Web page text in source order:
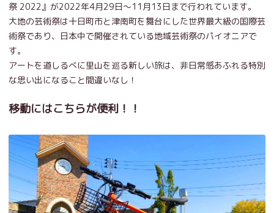
祭 2022』が2022年4月29日～11月13日まで行われています。
大地の芸術祭は十日町市と津南町を舞台にした世界最大級の国際芸
術祭であり、日本中で開催されている地域芸術祭のパイオニアで
す。
アートを道しるべに里山を巡る新しい旅は、非日常感あふれる特別
な思い出になること間違いなし！
移動にはこちらが便利！！